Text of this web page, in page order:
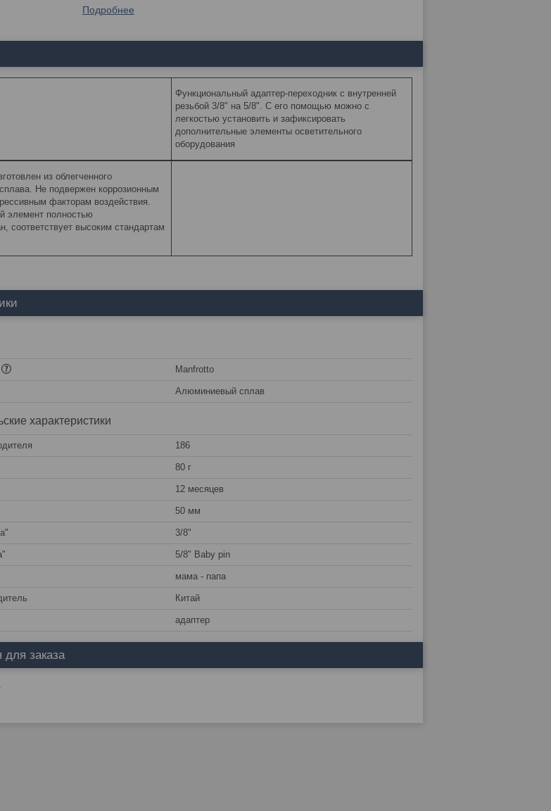
Подробнее
Функциональный адаптер-переходник с внутренней
резьбой 3/8" на 5/8". С его помощью можно с
легкостью установить и зафиксировать
дополнительные элементы осветительного
оборудования
из облегченного
Не подвержен коррозионным
факторам воздействия.
элемент полностью
соответствует высоким стандартам
Manfrotto
Алюминиевый сплав
характеристики
186
80 г
12 месяцев
50 мм
3/8"
5/8" Baby pin
мама - папа
Китай
адаптер
заказа